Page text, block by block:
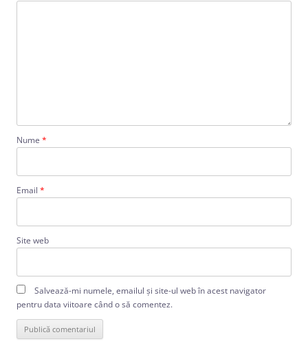
Nume *
Email *
Site web
Salvează-mi numele, emailul și site-ul web în acest navigator
pentru data viitoare când o să comentez.